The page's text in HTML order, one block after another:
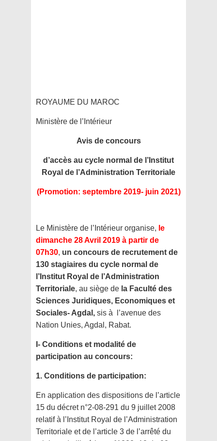
ROYAUME DU MAROC
Ministère de l’Intérieur
Avis de concours
d’accès au cycle normal de l’Institut
Royal de l’Administration Territoriale
(Promotion: septembre 2019- juin 2021)
Le Ministère de l’Intérieur organise, le
dimanche 28 Avril 2019 à partir de
07h30, un concours de recrutement de
130 stagiaires du cycle normal de
l’Institut Royal de l’Administration
Territoriale, au siège de la Faculté des
Sciences Juridiques, Economiques et
Sociales- Agdal, sis à l’avenue des
Nation Unies, Agdal, Rabat.
I- Conditions et modalité de
participation au concours:
1. Conditions de participation:
En application des dispositions de l’article
15 du décret n°2-08-291 du 9 juillet 2008
relatif à l’Institut Royal de l’Administration
Territoriale et de l’article 3 de l’arrêté du